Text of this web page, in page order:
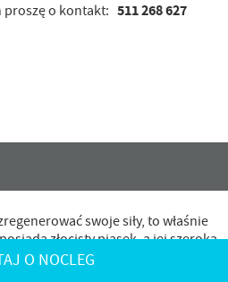
proszę o kontakt: 511 268 627
swoje siły, to właśnie
złocisty piasek, a jej szeroka
komfort i intymność.
O NOCLEG